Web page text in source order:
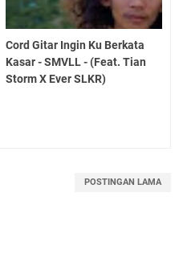
Cord Gitar Ingin Ku Berkata
Kasar - SMVLL - (Feat. Tian
Storm X Ever SLKR)
POSTINGAN LAMA